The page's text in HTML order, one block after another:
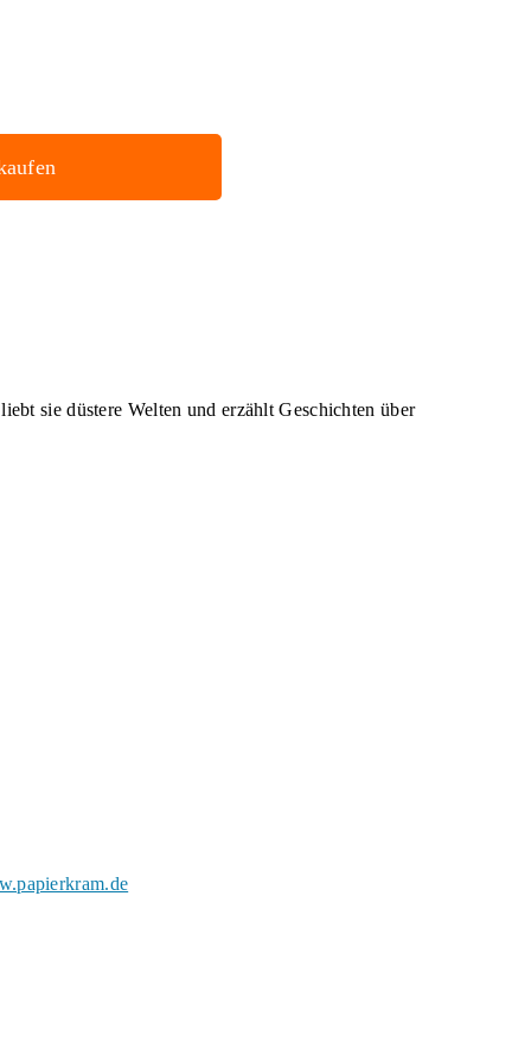
sie düstere Welten und erzählt Geschichten über